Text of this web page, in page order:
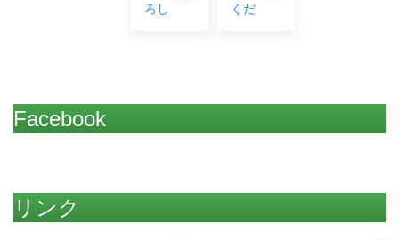
ろし
くだ
Facebook
リンク